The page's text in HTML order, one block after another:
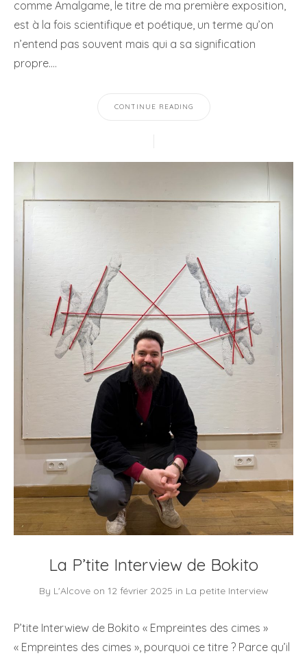
comme Amalgame, le titre de ma première exposition,
est à la fois scientifique et poétique, un terme qu’on
n’entend pas souvent mais qui a sa signification
propre.…
CONTINUE READING
La P’tite Interview de Bokito
By L'Alcoveon 12 février 2025 in La petite Interview
P’tite Interwiew de Bokito « Empreintes des cimes »
« Empreintes des cimes », pourquoi ce titre ? Parce qu’il